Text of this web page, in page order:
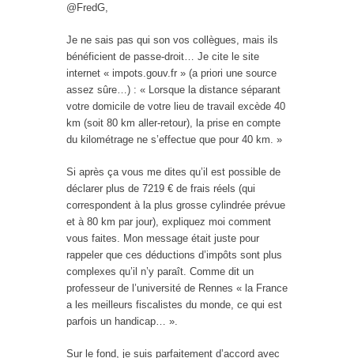
@FredG,
Je ne sais pas qui son vos collègues, mais ils
bénéficient de passe-droit… Je cite le site
internet « impots.gouv.fr » (a priori une source
assez sûre…) : « Lorsque la distance séparant
votre domicile de votre lieu de travail excède 40
km (soit 80 km aller-retour), la prise en compte
du kilométrage ne s’effectue que pour 40 km. »
Si après ça vous me dites qu’il est possible de
déclarer plus de 7219 € de frais réels (qui
correspondent à la plus grosse cylindrée prévue
et à 80 km par jour), expliquez moi comment
vous faites. Mon message était juste pour
rappeler que ces déductions d’impôts sont plus
complexes qu’il n’y paraît. Comme dit un
professeur de l’université de Rennes « la France
a les meilleurs fiscalistes du monde, ce qui est
parfois un handicap… ».
Sur le fond, je suis parfaitement d’accord avec